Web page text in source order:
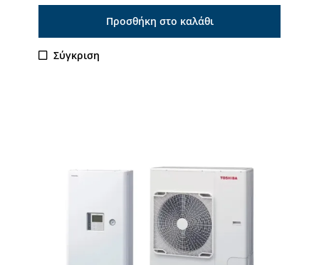
Προσθήκη στο καλάθι
Σύγκριση